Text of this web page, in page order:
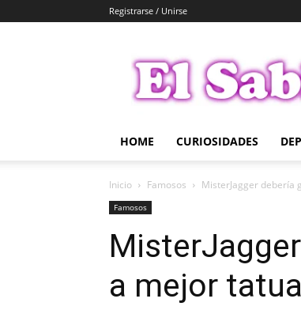
Registrarse / Unirse
Sabio
HOME CURIOSIDADES
Inicio Famosos MisterJagger debería
Famosos
a mejor